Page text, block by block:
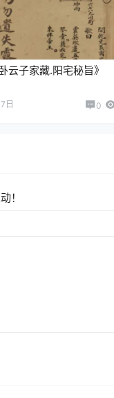
卧云子家藏.阳宅秘旨》
日 0
！